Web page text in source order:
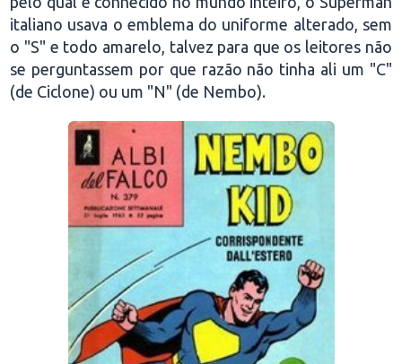
italiano usava o emblema do uniforme alterado, sem
o "S" e todo amarelo, talvez para que os leitores não
se perguntassem por que razão não tinha ali um "C"
(de Ciclone) ou um "N" (de Nembo).